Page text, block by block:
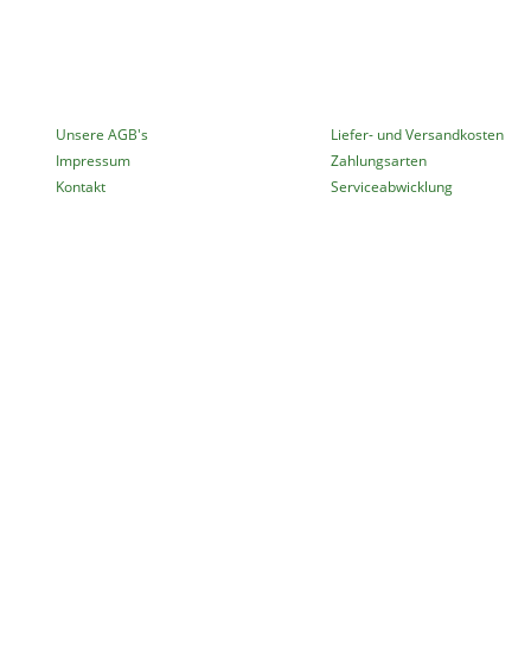
Unsere AGB's
Impressum
Kontakt
Liefer- und Versandkosten
Zahlungsarten
Serviceabwicklung